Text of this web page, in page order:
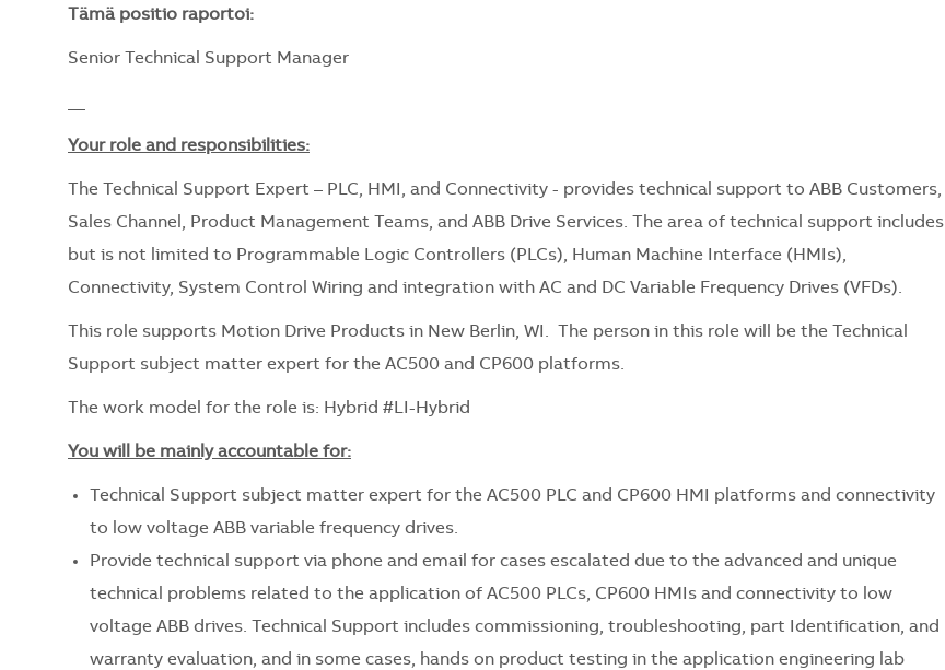
Tämä positio raportoi:
Senior Technical Support Manager
Your role and responsibilities:
The Technical Support Expert – PLC, HMI, and Connectivity - provides technical support to ABB Customers,
Sales Channel, Product Management Teams, and ABB Drive Services. The area of technical support includes
but is not limited to Programmable Logic Controllers (PLCs), Human Machine Interface (HMIs),
Connectivity, System Control Wiring and integration with AC and DC Variable Frequency Drives (VFDs).
This role supports Motion Drive Products in New Berlin, WI. The person in this role will be the Technical
Support subject matter expert for the AC500 and CP600 platforms.
The work model for the role is: Hybrid #LI-Hybrid
You will be mainly accountable for:
Technical Support subject matter expert for the AC500 PLC and CP600 HMI platforms and connectivity
to low voltage ABB variable frequency drives.
Provide technical support via phone and email for cases escalated due to the advanced and unique
technical problems related to the application of AC500 PLCs, CP600 HMIs and connectivity to low
voltage ABB drives. Technical Support includes commissioning, troubleshooting, part Identification, and
warranty evaluation, and in some cases, hands on product testing in the application engineering lab